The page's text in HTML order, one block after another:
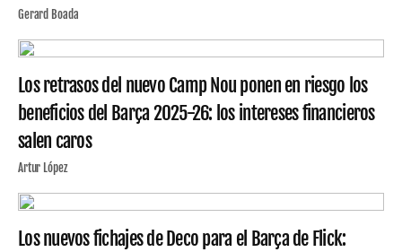
Gerard Boada
Los retrasos del nuevo Camp Nou ponen en riesgo los
beneficios del Barça 2025-26: los intereses financieros
salen caros
Artur López
Los nuevos fichajes de Deco para el Barça de Flick: